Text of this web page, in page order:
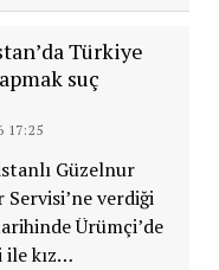
Türkiye
suç
17:25
Güzelnur
Servisi’ne verdiği
Ürümçi’de
ile kız…